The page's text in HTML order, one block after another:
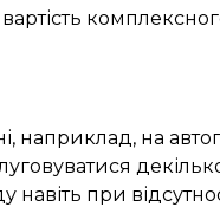
наприклад, на
при